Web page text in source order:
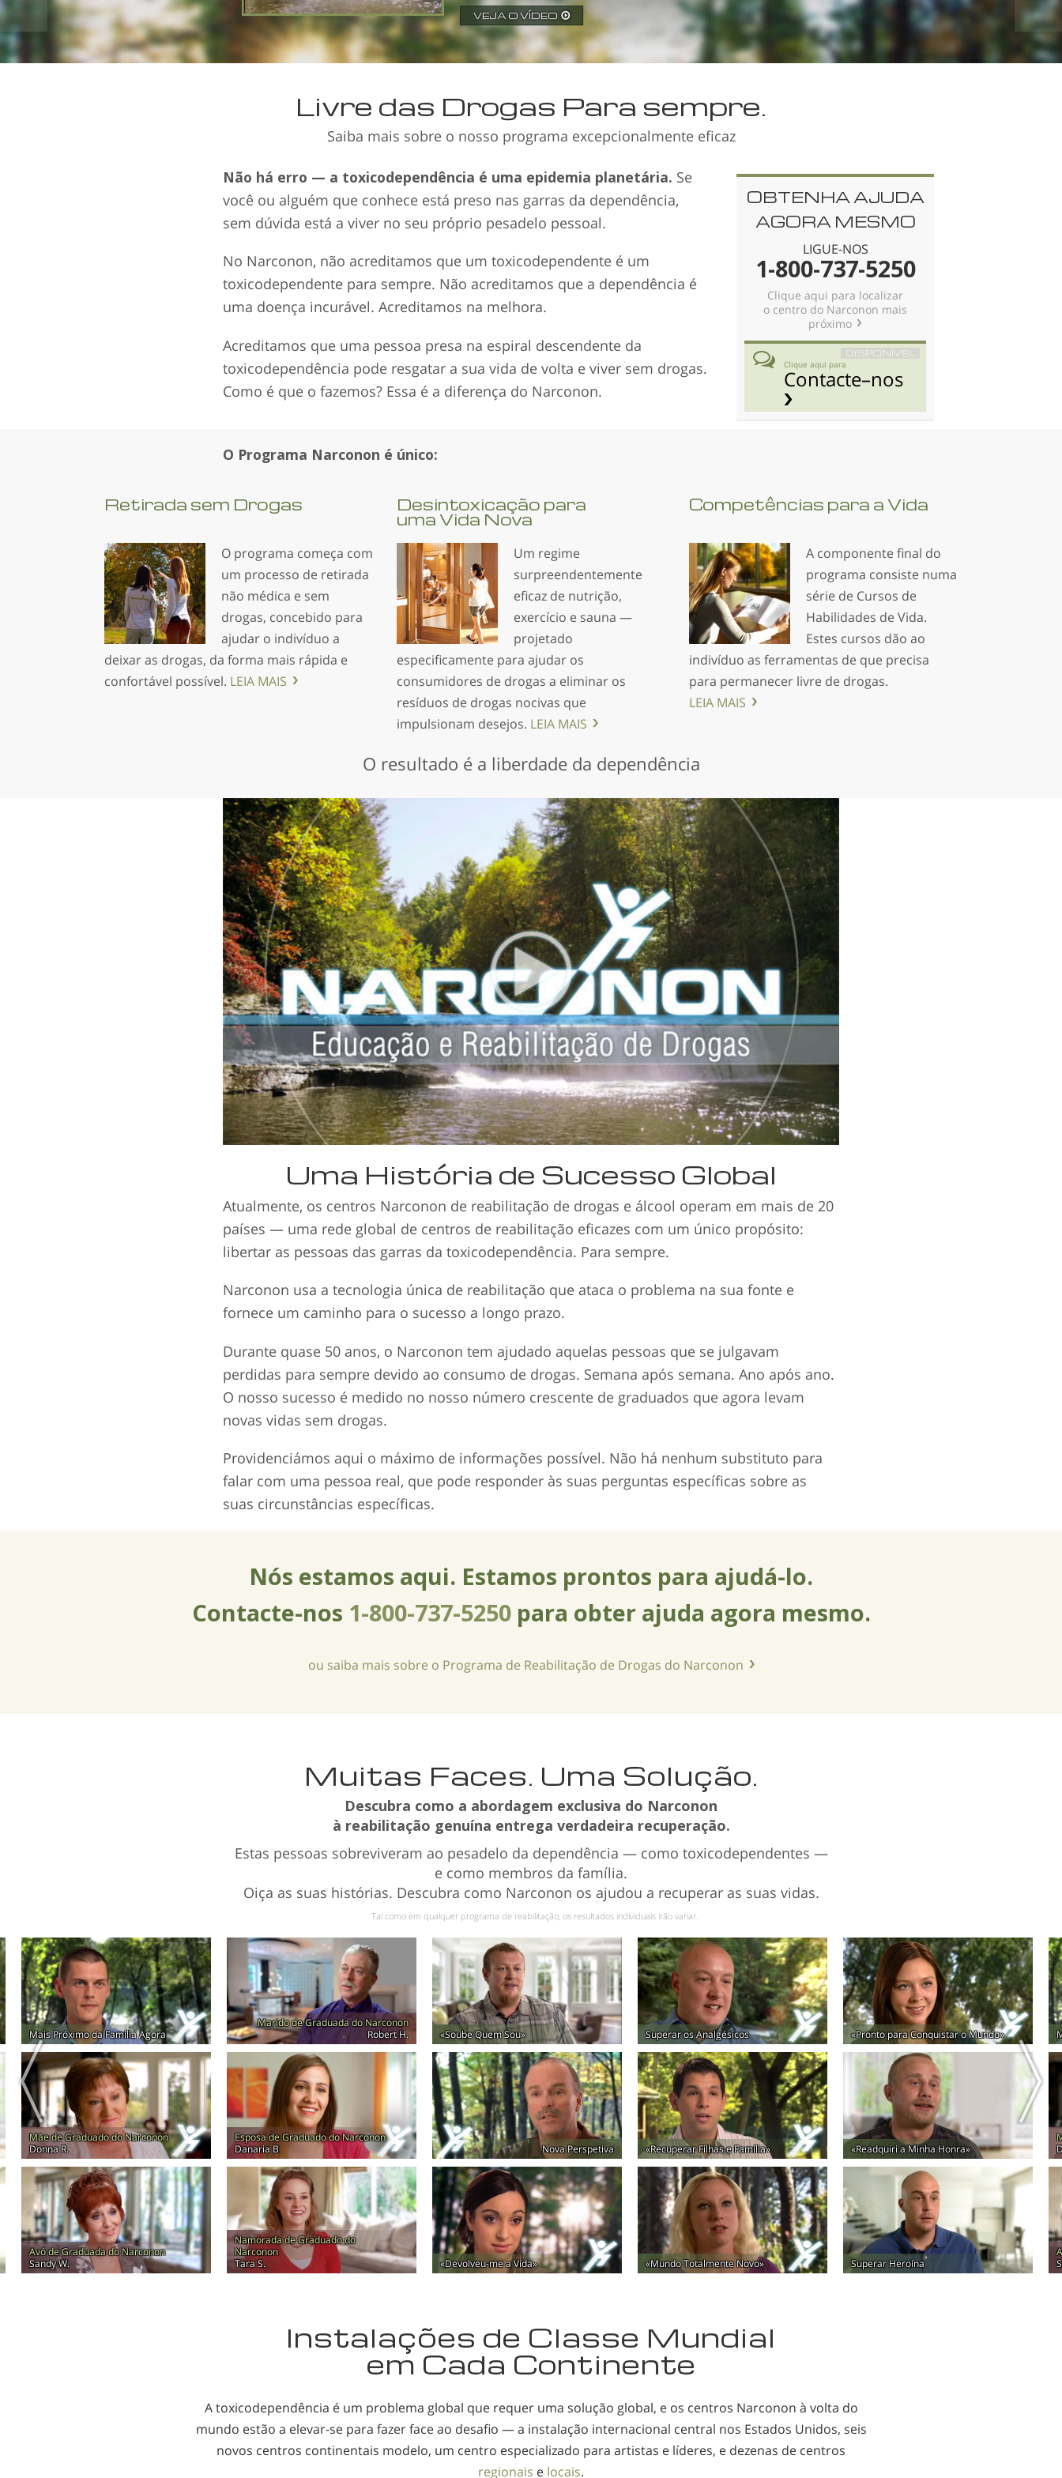
Noruego
Português
Árabe
Nepalês
Ucraniano
Croata
Todas as Regiões/Línguas
VEJA O VÍDEO
Livre das Drogas Para sempre.
Saiba mais sobre o nosso programa excepcionalmente eficaz
OBTENHA AJUDA
AGORA MESMO
LIGUE-NOS
1-800-737-5250
Clique aqui para localizar
o centro do Narconon mais
próximo
DISPONÍVEL
Clique aqui para
Contacte–nos
Não há erro — a toxicodependência é uma epidemia planetária. Se
você ou alguém que conhece está preso nas garras da dependência,
sem dúvida está a viver no seu próprio pesadelo pessoal.
No Narconon, não acreditamos que um toxicodependente é um
toxicodependente para sempre. Não acreditamos que a dependência é
uma doença incurável. Acreditamos na melhora.
Acreditamos que uma pessoa presa na espiral descendente da
toxicodependência pode resgatar a sua vida de volta e viver sem drogas.
Como é que o fazemos? Essa é a diferença do Narconon.
O Programa Narconon é único:
Retirada sem Drogas Desintoxicação para
uma Vida Nova
Competências para a Vida
O programa começa com
um processo de retirada
não médica e sem
drogas, concebido para
ajudar o indivíduo a
deixar as drogas, da forma mais rápida e
confortável possível. LEIA MAIS
Um regime
surpreendente­mente
eficaz de nutrição,
exercício e sauna —
projetado
especificamente para ajudar os
consumidores de drogas a eliminar os
resíduos de drogas nocivas que
impulsionam desejos. LEIA MAIS
A componente final do
programa consiste numa
série de Cursos de
Habilidades de Vida.
Estes cursos dão ao
indivíduo as ferramentas de que precisa
para permanecer livre de drogas.
LEIA MAIS
O resultado é a liberdade da dependência
Uma História de Sucesso Global
Atualmente, os centros Narconon de reabilitação de drogas e álcool operam em mais de 20
países — uma rede global de centros de reabilitação eficazes com um único propósito:
libertar as pessoas das garras da toxicodependência. Para sempre.
Narconon usa a tecnologia única de reabilitação que ataca o problema na sua fonte e
fornece um caminho para o sucesso a longo prazo.
Durante quase 50 anos, o Narconon tem ajudado aquelas pessoas que se julgavam
perdidas para sempre devido ao consumo de drogas. Semana após semana. Ano após ano.
O nosso sucesso é medido no nosso número crescente de graduados que agora levam
novas vidas sem drogas.
Providenciámos aqui o máximo de informações possível. Não há nenhum substituto para
falar com uma pessoa real, que pode responder às suas perguntas específicas sobre as
suas circunstâncias específicas.
Nós estamos aqui. Estamos prontos para ajudá-lo.
Contacte-nos 1-800-737-5250 para obter ajuda agora mesmo.
ou saiba mais sobre o Programa de Reabilitação de Drogas do Narconon
Muitas Faces. Uma Solução.
Descubra como a abordagem exclusiva do Narconon
à reabilitação genuína entrega verdadeira recuperação.
Estas pessoas sobreviveram ao pesadelo da dependência — como toxicodependentes —
e como membros da família.
Oiça as suas histórias. Descubra como Narconon os ajudou a recuperar as suas vidas.
Tal como em qualquer programa de reabilitação, os resultados individuais irão variar.
Mais Próximo da Família Agora
Mãe de Graduado do Narconon
Donna R.
Avó de Graduada do Narconon
Sandy W.
Marido de Graduada do Narconon
Robert H.
Esposa de Graduado do Narconon
Danaria B.
Namorada de Graduado do
Narconon
Tara S.
«Soube Quem Sou»
Nova Perspetiva
«Devolveu-mea Vida»
Superar os Analgésicos
«Recuperar Filhas e Família»
«Mundo Totalmente Novo»
«Pronto para Conquistar o Mundo»
«Readquiri a Minha Honra»
Superar Heroína
Instalações de Classe Mundial
em Cada Continente
A toxicodependência é um problema global que requer uma solução global, e os centros Narconon à volta do
mundo estão a elevar-separa fazer face ao desafio — a instalação internacional central nos Estados Unidos, seis
novos centros continentais modelo, um centro especializado para artistas e líderes, e dezenas de centros
regionais e locais.